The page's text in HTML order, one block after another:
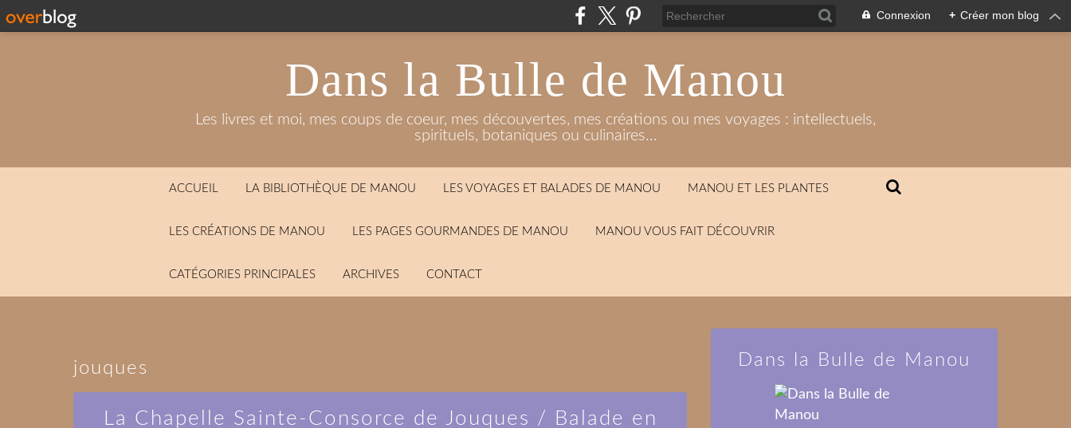
Connexion + Créer mon blog
Dans la Bulle de Manou
Les livres et moi, mes coups de coeur, mes découvertes, mes créations ou mes voyages : intellectuels,
spirituels, botaniques ou culinaires...
ACCUEIL LA BIBLIOTHÈQUE DE MANOU LES VOYAGES ET BALADES DE MANOU MANOU ET LES PLANTES
LES CRÉATIONS DE MANOU LES PAGES GOURMANDES DE MANOU MANOU VOUS FAIT DÉCOUVRIR
CATÉGORIES PRINCIPALES ARCHIVES CONTACT
jouques
La Chapelle Sainte-Consorce de Jouques / Balade en
Dans la Bulle de Manou